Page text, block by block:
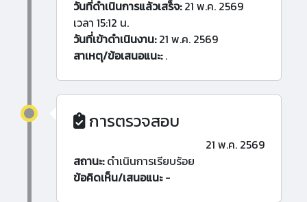
วันที่ดำเนินการแล้วเสร็จ:21 พ.ค. 2569
เวลา 15:12 น.
วันที่เข้าดำเนินงาน:21 พ.ค. 2569
สาเหตุ/ข้อเสนอแนะ:.
การตรวจสอบ
21 พ.ค. 2569
สถานะ:ดำเนินการเรียบร้อย
ข้อคิดเห็น/เสนอแนะ-